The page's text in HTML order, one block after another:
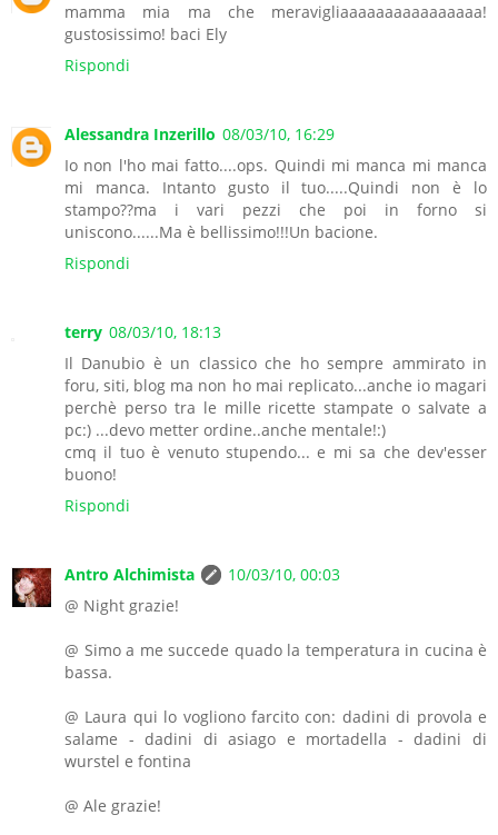
mamma mia ma che meravigliaaaaaaaaaaaaaaaa!
gustosissimo! baci Ely
Rispondi
Alessandra Inzerillo 08/03/10, 16:29
Io non l'ho mai fatto....ops. Quindi mi manca mi manca
mi manca. Intanto gusto il tuo.....Quindi non è lo
stampo??ma i vari pezzi che poi in forno si
uniscono......Ma è bellissimo!!!Un bacione.
Rispondi
terry 08/03/10, 18:13
Il Danubio è un classico che ho sempre ammirato in
foru, siti, blog ma non ho mai replicato...anche io magari
perchè perso tra le mille ricette stampate o salvate a
pc:) ...devo metter ordine..anche mentale!:)
cmq il tuo è venuto stupendo... e mi sa che dev'esser
buono!
Rispondi
Antro Alchimista
10/03/10, 00:03
@ Night grazie!
@ Simo a me succede quado la temperatura in cucina è
bassa.
@ Laura qui lo vogliono farcito con: dadini di provola e
salame - dadini di asiago e mortadella - dadini di
wurstel e fontina
@ Ale grazie!